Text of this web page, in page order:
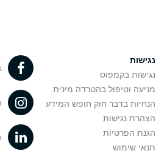
נגישות
נגישות בקמפוס
מניעה וטיפול בהטרדה מינית
הנחיות בדבר חוק חופש המידע
הצהרת נגישות
הגנת הפרטיות
תנאי שימוש